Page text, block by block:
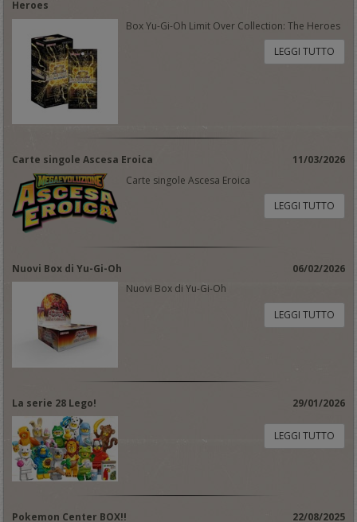
Heroes
Box Yu-Gi-Oh Limit Over Collection: The Heroes
LEGGI TUTTO
Carte singole Ascesa Eroica
11/03/2026
Carte singole Ascesa Eroica
LEGGI TUTTO
Nuovi Box di Yu-Gi-Oh
06/02/2026
Nuovi Box di Yu-Gi-Oh
LEGGI TUTTO
La serie 28 Lego! 29/01/2026
LEGGI TUTTO
Pokemon Center BOX!!
22/08/2025